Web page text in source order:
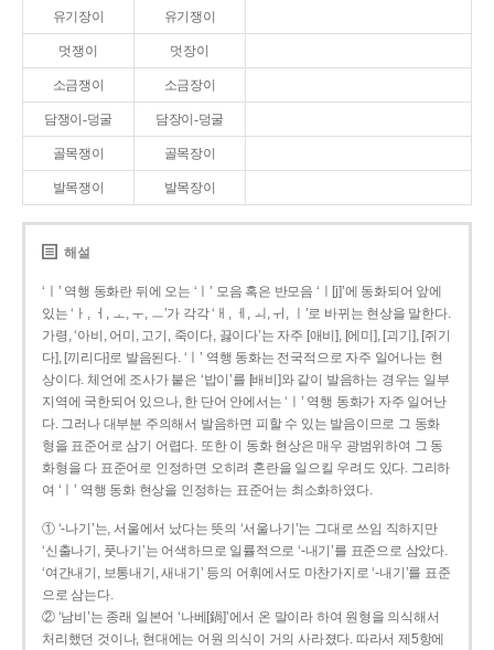
유기장이 유기쟁이
멋쟁이 멋장이
소금쟁이 소금장이
담쟁이-덩굴 담장이-덩굴
골목쟁이 골목장이
발목쟁이 발목장이
해설
‘ㅣ’ 역행 동화란 뒤에 오는 ‘ㅣ’ 모음 혹은 반모음 ‘ㅣ[j]’에 동화되어 앞에
있는 ‘ㅏ, ㅓ, ㅗ, ㅜ, ㅡ’가 각각 ‘ㅐ, ㅔ, ㅚ, ㅟ, ㅣ’로 바뀌는 현상을 말한다.
가령, ‘아비, 어미, 고기, 죽이다, 끓이다’는 자주 [애비], [에미], [괴기], [쥐기
다], [끼리다]로 발음된다. ‘ㅣ’ 역행 동화는 전국적으로 자주 일어나는 현
상이다. 체언에 조사가 붙은 ‘밥이’를 [배비]와 같이 발음하는 경우는 일부
지역에 국한되어 있으나, 한 단어 안에서는 ‘ㅣ’ 역행 동화가 자주 일어난
다. 그러나 대부분 주의해서 발음하면 피할 수 있는 발음이므로 그 동화
형을 표준어로 삼기 어렵다. 또한 이 동화 현상은 매우 광범위하여 그 동
화형을 다 표준어로 인정하면 오히려 혼란을 일으킬 우려도 있다. 그리하
여 ‘ㅣ’ 역행 동화 현상을 인정하는 표준어는 최소화하였다.
① ‘-나기’는, 서울에서 났다는 뜻의 ‘서울나기’는 그대로 쓰임 직하지만
‘신출나기, 풋나기’는 어색하므로 일률적으로 ‘-내기’를 표준으로 삼았다.
‘여간내기, 보통내기, 새내기’ 등의 어휘에서도 마찬가지로 ‘-내기’를 표준
으로 삼는다.
② ‘남비’는 종래 일본어 ‘나베[鍋]’에서 온 말이라 하여 원형을 의식해서
처리했던 것이나, 현대에는 어원 의식이 거의 사라졌다. 따라서 제5항에